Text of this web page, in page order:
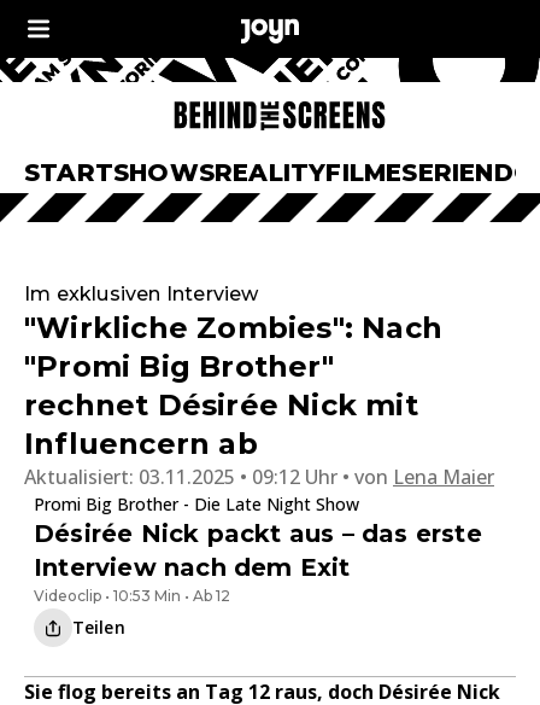
STARTSHOWSREALITYFILMESERIEN
Im exklusiven Interview
"Wirkliche Zombies": Nach
"Promi Big Brother"
rechnet Désirée Nick mit
Influencern ab
Aktualisiert: 03.11.2025 • 09:12 Uhr von Lena Maier
Promi Big Brother - Die Late Night Show
Désirée Nick packt aus – das erste
Interview nach dem Exit
Videoclip • 10:53 Min • Ab 12
Teilen
Sie flog bereits an Tag 12 raus, doch Désirée Nick